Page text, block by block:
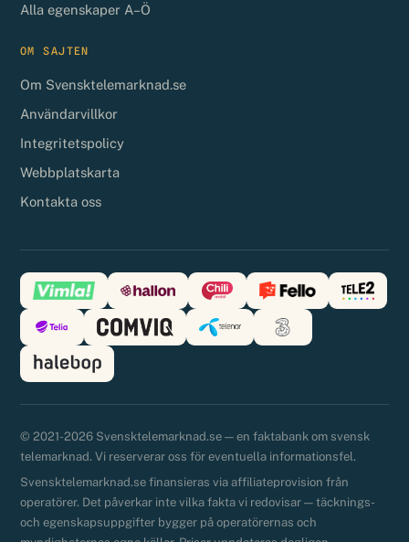
Alla egenskaper A–Ö
OM SAJTEN
Om Svensktelemarknad.se
Användarvillkor
Integritetspolicy
Webbplatskarta
Kontakta oss
© 2021-2026 Svensktelemarknad.se — en faktabank om svensk
telemarknad. Vi reserverar oss för eventuella informationsfel.
Svensktelemarknad.se finansieras via affiliateprovision från
operatörer. Det påverkar inte vilka fakta vi redovisar — täcknings-
och egenskapsuppgifter bygger på operatörernas och